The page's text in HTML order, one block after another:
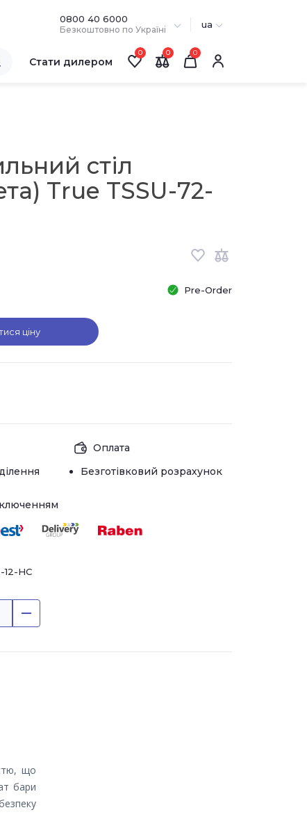
0800 40 6000
Безкоштовно по Україні ua
Стати дилером
0 0
стіл
True TSSU-72-
Pre-Order
ціну
Оплата
Безготівковий розрахунок
HC
що
бари